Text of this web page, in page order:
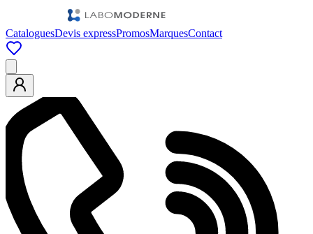
CataloguesDevis expressPromosMarquesContact